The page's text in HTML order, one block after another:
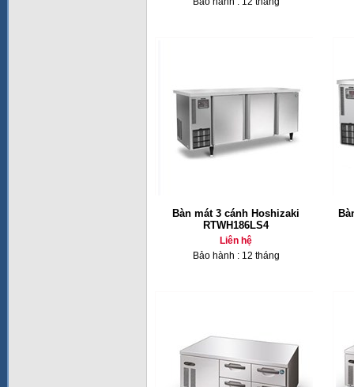
Bàn mát 3 cánh Hoshizaki
RTWH186LS4
Liên hệ
Bảo hành : 12 tháng